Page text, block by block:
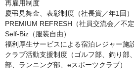
再雇用制度
慶弔見舞金、表彰制度（社長賞／年1回）
PREMIUM REFRESH（社員交流会／不定
Self-Biz（服装自由）
福利厚生サービスによる宿泊レジャー施
クラブ活動支援制度（ゴルフ部、釣り部
部、ランニング部、eスポーツクラブ）